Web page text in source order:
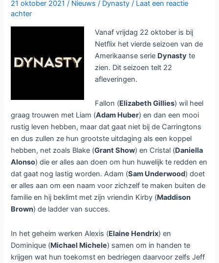
21 oktober 2021/ Nieuws / Dynasty / Laat een reactie
achter
Vanaf vrijdag 22 oktober is bij
Netflix het vierde seizoen van de
Amerikaanse serie Dynasty te
zien. Dit seizoen telt 22
afleveringen.
Fallon (Elizabeth Gillies) wil heel
graag trouwen met Liam (Adam Huber) en dan een mooi
rustig leven hebben, maar dat gaat niet bij de Carringtons
en dus zullen ze hun grootste uitdaging als een koppel
hebben, net zoals Blake (Grant Show) en Cristal (Daniella
Alonso) die er alles aan doen om hun huwelijk te redden en
dat gaat nog lastig worden. Adam (Sam Underwood) doet
er alles aan om een naam voor zichzelf te maken buiten de
familie en hij beklimt met zijn vriendin Kirby (Maddison
Brown) de ladder van succes.
In het geheim werken Alexis (Elaine Hendrix) en
Dominique (Michael Michele) samen om in handen te
krijgen wat hun toekomst en bedriegen daarvoor zelfs Jeff